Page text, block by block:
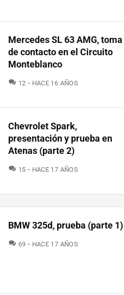
Mercedes SL 63 AMG, toma
de contacto en el Circuito
Monteblanco
12 COMENTARIOS
HACE 16 AÑOS
Chevrolet Spark,
presentación y prueba en
Atenas (parte 2)
15 COMENTARIOS
HACE 17 AÑOS
BMW 325d, prueba (parte 1)
69 COMENTARIOS
HACE 17 AÑOS